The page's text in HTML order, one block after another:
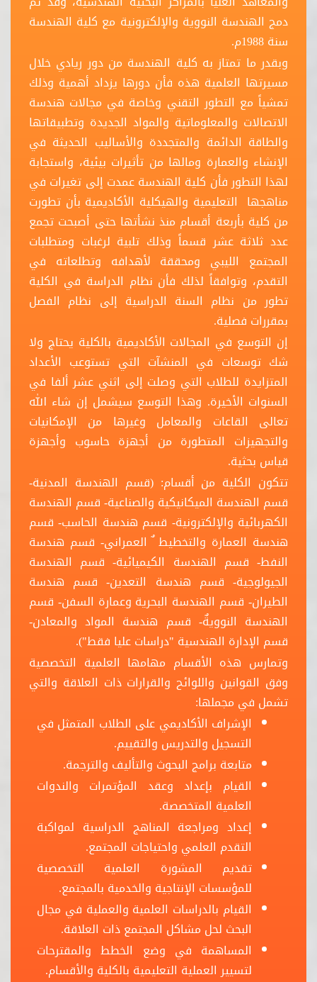
دمج الهندسة النووية والإلكترونية مع كلية الهندسة
سنة 1988م.
وبقدر ما تمتاز به كلية الهندسة من دور ريادي خلال
مسيرتها العلمية هذه فأن دورها يزداد أهمية وذلك
تمشياً مع التطور التقني وخاصة في مجالات هندسة
الاتصالات والمعلوماتية والمواد الجديدة وتطبيقاتها
والطاقة الدائمة والمتجددة والأساليب الحديثة في
الإنشاء والعمارة ومالها من تأثيرات بيئية، واستجابة
لهذا التطور فأن كلية الهندسة عمدت إلى تغيرات في
مناهجها التعليمية والهيكلية الأكاديمية بأن تطورت
من كلية بأربعة أقسام منذ نشأتها حتى أصبحت تجمع
عدد ثلاثة عشر قسماً وذلك تلبية لرغبات ومتطلبات
المجتمع الليبي ومحققة لأهدافه وتطلعاته في
التقدم، وتوافقاً لذلك فأن نظام الدراسة في الكلية
تطور من نظام السنة الدراسية إلى نظام الفصل
بمقررات فصلية.
إن التوسع في المجالات الأكاديمية بالكلية يحتاج ولا
شك توسعات في المنشآت التي تستوعب الأعداد
المتزايدة للطلاب التي وصلت إلى اثني عشر ألفا في
السنوات الأخيرة. وهذا التوسع سيشمل إن شاء الله
تعالى القاعات والمعامل وغيرها من الإمكانيات
والتجهيزات المتطورة من أجهزة حاسوب وأجهزة
قياس بحثية.
تتكون الكلية من أقسام: (قسم الهندسة المدنية-
قسم الهندسة الميكانيكية والصناعية- قسم الهندسة
الكهربائية والإلكترونية- قسم هندسة الحاسب- قسم
هندسة العمارة والتخطيط ٌ العمراني- قسم هندسة
النفط- قسم الهندسة الكيميائية- قسم الهندسة
الجيولوجية- قسم هندسة التعدين- قسم هندسة
الطيران- قسم الهندسة البحرية وعمارة السفن- قسم
الهندسة النوويةٌ- قسم هندسة المواد والمعادن-
قسم الإدارة الهندسية "دراسات عليا فقط").
وتمارس هذه الأقسام مهامها العلمية التخصصية
وفق القوانين واللوائح والقرارات ذات العلاقة والتي
تشمل في مجملها:
الإشراف الأكاديمي على الطلاب المتمثل في
التسجيل والتدريس والتقييم.
متابعة برامج البحوث والتأليف والترجمة.
القيام بإعداد وعقد المؤتمرات والندوات
العلمية المتخصصة.
إعداد ومراجعة المناهج الدراسية لمواكبة
التقدم العلمي واحتياجات المجتمع.
تقديم المشورة العلمية التخصصية
للمؤسسات الإنتاجية والخدمية بالمجتمع.
القيام بالدراسات العلمية والعملية في مجال
البحث لحل مشاكل المجتمع ذات العلاقة.
المساهمة في وضع الخطط والمقترحات
لتسيير العملية التعليمية بالكلية والأقسام.